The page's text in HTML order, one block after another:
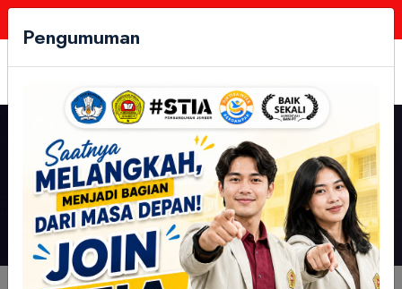
Pengumuman
STIA Pembangunan
Tandatangani MoU Kerja Sama
dengan Wuhan Hyde
Cambridge Education Consult
and Services China
Kategori: